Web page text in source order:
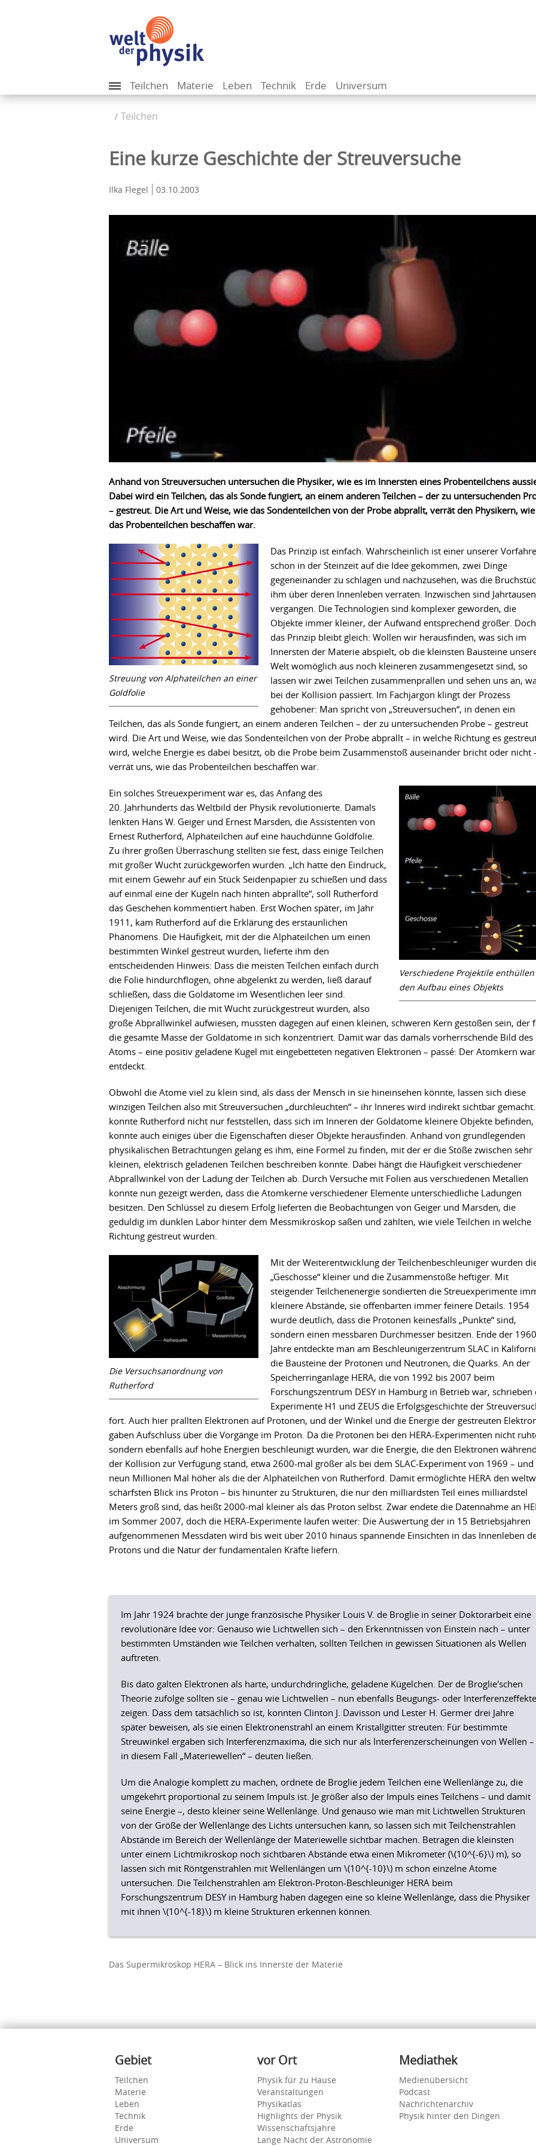
Teilchen Materie Leben Technik Erde Universum
Teilchen
Eine kurze Geschichte der Streuversuche
Ilka Flegel 03.10.2003
Anhand von Streuversuchen untersuchen die Physiker, wie es im Innersten eines Probenteilchens
Dabei wird ein Teilchen, das als Sonde fungiert, an einem anderen Teilchen – der zu untersuchenden
– gestreut. Die Art und Weise, wie das Sondenteilchen von der Probe abprallt, verrät den Physikern, wie
das Probenteilchen beschaffen war.
Streuung von Alphateilchen an einer
Goldfolie
Das Prinzip ist einfach. Wahrscheinlich ist einer unserer
schon in der Steinzeit auf die Idee gekommen, zwei Dinge
gegeneinander zu schlagen und nachzusehen, was die
ihm über deren Innenleben verraten. Inzwischen sind
vergangen. Die Technologien sind komplexer geworden, die
Objekte immer kleiner, der Aufwand entsprechend größer. Doch
das Prinzip bleibt gleich: Wollen wir herausfinden, was sich im
Innersten der Materie abspielt, ob die kleinsten Bausteine
Welt womöglich aus noch kleineren zusammengesetzt sind, so
lassen wir zwei Teilchen zusammenprallen und sehen uns an,
bei der Kollision passiert. Im Fachjargon klingt der Prozess
gehobener: Man spricht von „Streuversuchen“, in denen ein
Teilchen, das als Sonde fungiert, an einem anderen Teilchen – der zu untersuchenden Probe – gestreut
wird. Die Art und Weise, wie das Sondenteilchen von der Probe abprallt – in welche Richtung es
wird, welche Energie es dabei besitzt, ob die Probe beim Zusammenstoß auseinander bricht oder nicht
verrät uns, wie das Probenteilchen beschaffen war.
Verschiedene Projektile enthüllen
den Aufbau eines Objekts
Ein solches Streuexperiment war es, das Anfang des
20. Jahrhunderts das Weltbild der Physik revolutionierte. Damals
lenkten Hans W. Geiger und Ernest Marsden, die Assistenten von
Ernest Rutherford, Alphateilchen auf eine hauchdünne Goldfolie.
Zu ihrer großen Überraschung stellten sie fest, dass einige Teilchen
mit großer Wucht zurückgeworfen wurden. „Ich hatte den Eindruck,
mit einem Gewehr auf ein Stück Seidenpapier zu schießen und dass
auf einmal eine der Kugeln nach hinten abprallte“, soll Rutherford
das Geschehen kommentiert haben. Erst Wochen später, im Jahr
1911, kam Rutherford auf die Erklärung des erstaunlichen
Phänomens. Die Häufigkeit, mit der die Alphateilchen um einen
bestimmten Winkel gestreut wurden, lieferte ihm den
entscheidenden Hinweis: Dass die meisten Teilchen einfach durch
die Folie hindurchflogen, ohne abgelenkt zu werden, ließ darauf
schließen, dass die Goldatome im Wesentlichen leer sind.
Diejenigen Teilchen, die mit Wucht zurückgestreut wurden, also
große Abprallwinkel aufwiesen, mussten dagegen auf einen kleinen, schweren Kern gestoßen sein, der
die gesamte Masse der Goldatome in sich konzentriert. Damit war das damals vorherrschende Bild des
Atoms – eine positiv geladene Kugel mit eingebetteten negativen Elektronen – passé: Der Atomkern war
entdeckt.
Obwohl die Atome viel zu klein sind, als dass der Mensch in sie hineinsehen könnte, lassen sich diese
winzigen Teilchen also mit Streuversuchen „durchleuchten“ – ihr Inneres wird indirekt sichtbar
konnte Rutherford nicht nur feststellen, dass sich im Inneren der Goldatome kleinere Objekte befinden,
konnte auch einiges über die Eigenschaften dieser Objekte herausfinden. Anhand von grundlegenden
physikalischen Betrachtungen gelang es ihm, eine Formel zu finden, mit der er die Stöße zwischen sehr
kleinen, elektrisch geladenen Teilchen beschreiben konnte. Dabei hängt die Häufigkeit verschiedener
Abprallwinkel von der Ladung der Teilchen ab. Durch Versuche mit Folien aus verschiedenen Metallen
konnte nun gezeigt werden, dass die Atomkerne verschiedener Elemente unterschiedliche Ladungen
besitzen. Den Schlüssel zu diesem Erfolg lieferten die Beobachtungen von Geiger und Marsden, die
geduldig im dunklen Labor hinter dem Messmikroskop saßen und zählten, wie viele Teilchen in welche
Richtung gestreut wurden.
Die Versuchsanordnung von
Rutherford
Mit der Weiterentwicklung der Teilchenbeschleuniger wurden
„Geschosse“ kleiner und die Zusammenstöße heftiger. Mit
steigender Teilchenenergie sondierten die Streuexperimente
kleinere Abstände, sie offenbarten immer feinere Details. 1954
wurde deutlich, dass die Protonen keinesfalls „Punkte“ sind,
sondern einen messbaren Durchmesser besitzen. Ende der
Jahre entdeckte man am Beschleunigerzentrum SLAC in
die Bausteine der Protonen und Neutronen, die Quarks. An der
Speicherringanlage HERA, die von 1992 bis 2007 beim
Forschungszentrum DESY in Hamburg in Betrieb war, schrieben
Experimente H1 und ZEUS die Erfolgsgeschichte der
fort. Auch hier prallten Elektronen auf Protonen, und der Winkel und die Energie der gestreuten
gaben Aufschluss über die Vorgänge im Proton. Da die Protonen bei den HERA-Experimenten nicht
sondern ebenfalls auf hohe Energien beschleunigt wurden, war die Energie, die den Elektronen
der Kollision zur Verfügung stand, etwa 2600-mal größer als bei dem SLAC-Experiment von 1969 – und
neun Millionen Mal höher als die der Alphateilchen von Rutherford. Damit ermöglichte HERA den
schärfsten Blick ins Proton – bis hinunter zu Strukturen, die nur den milliardsten Teil eines milliardstel
Meters groß sind, das heißt 2000-mal kleiner als das Proton selbst. Zwar endete die Datennahme an
im Sommer 2007, doch die HERA-Experimente laufen weiter: Die Auswertung der in 15 Betriebsjahren
aufgenommenen Messdaten wird bis weit über 2010 hinaus spannende Einsichten in das Innenleben
Protons und die Natur der fundamentalen Kräfte liefern.
Im Jahr 1924 brachte der junge französische Physiker Louis V. de Broglie in seiner Doktorarbeit eine
revolutionäre Idee vor: Genauso wie Lichtwellen sich – den Erkenntnissen von Einstein nach – unter
bestimmten Umständen wie Teilchen verhalten, sollten Teilchen in gewissen Situationen als Wellen
auftreten.
Bis dato galten Elektronen als harte, undurchdringliche, geladene Kügelchen. Der de Broglie'schen
Theorie zufolge sollten sie – genau wie Lichtwellen – nun ebenfalls Beugungs- oder Interferenzeffekte
zeigen. Dass dem tatsächlich so ist, konnten Clinton J. Davisson und Lester H. Germer drei Jahre
später beweisen, als sie einen Elektronenstrahl an einem Kristallgitter streuten: Für bestimmte
Streuwinkel ergaben sich Interferenzmaxima, die sich nur als Interferenzerscheinungen von Wellen –
in diesem Fall „Materiewellen“ – deuten ließen.
Um die Analogie komplett zu machen, ordnete de Broglie jedem Teilchen eine Wellenlänge zu, die
umgekehrt proportional zu seinem Impuls ist. Je größer also der Impuls eines Teilchens – und damit
seine Energie –, desto kleiner seine Wellenlänge. Und genauso wie man mit Lichtwellen Strukturen
von der Größe der Wellenlänge des Lichts untersuchen kann, so lassen sich mit Teilchenstrahlen
Abstände im Bereich der Wellenlänge der Materiewelle sichtbar machen. Betragen die kleinsten
unter einem Lichtmikroskop noch sichtbaren Abstände etwa einen Mikrometer (\(10^{-6}\) m), so
lassen sich mit Röntgenstrahlen mit Wellenlängen um \(10^{-10}\) m schon einzelne Atome
untersuchen. Die Teilchenstrahlen am Elektron-Proton-Beschleuniger HERA beim
Forschungszentrum DESY in Hamburg haben dagegen eine so kleine Wellenlänge, dass die Physiker
mit ihnen \(10^{-18}\) m kleine Strukturen erkennen können.
Das Supermikroskop HERA – Blick ins Innerste der Materie
Inhalte
Gebiet
Teilchen
Materie
Leben
Technik
Erde
Universum
vor Ort
Physik für zu Hause
Veranstaltungen
Physikatlas
Highlights der Physik
Wissenschaftsjahre
Lange Nacht der Astronomie
Mediathek
Medienübersicht
Podcast
Nachrichtenarchiv
Physik hinter den Dingen